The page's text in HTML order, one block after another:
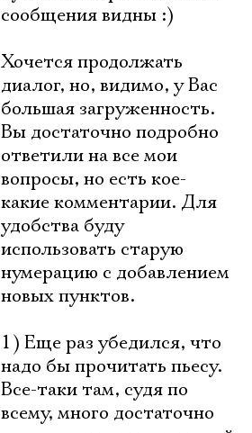
сообщения видны :)
Хочется продолжать
диалог, но, видимо, у Вас
большая загруженность.
Вы достаточно подробно
ответили на все мои
вопросы, но есть кое-
какие комментарии. Для
удобства буду
использовать старую
нумерацию с добавлением
новых пунктов.
1) Еще раз убедился, что
надо бы прочитать пьесу.
Все-таки там, судя по
всему, много достаточно